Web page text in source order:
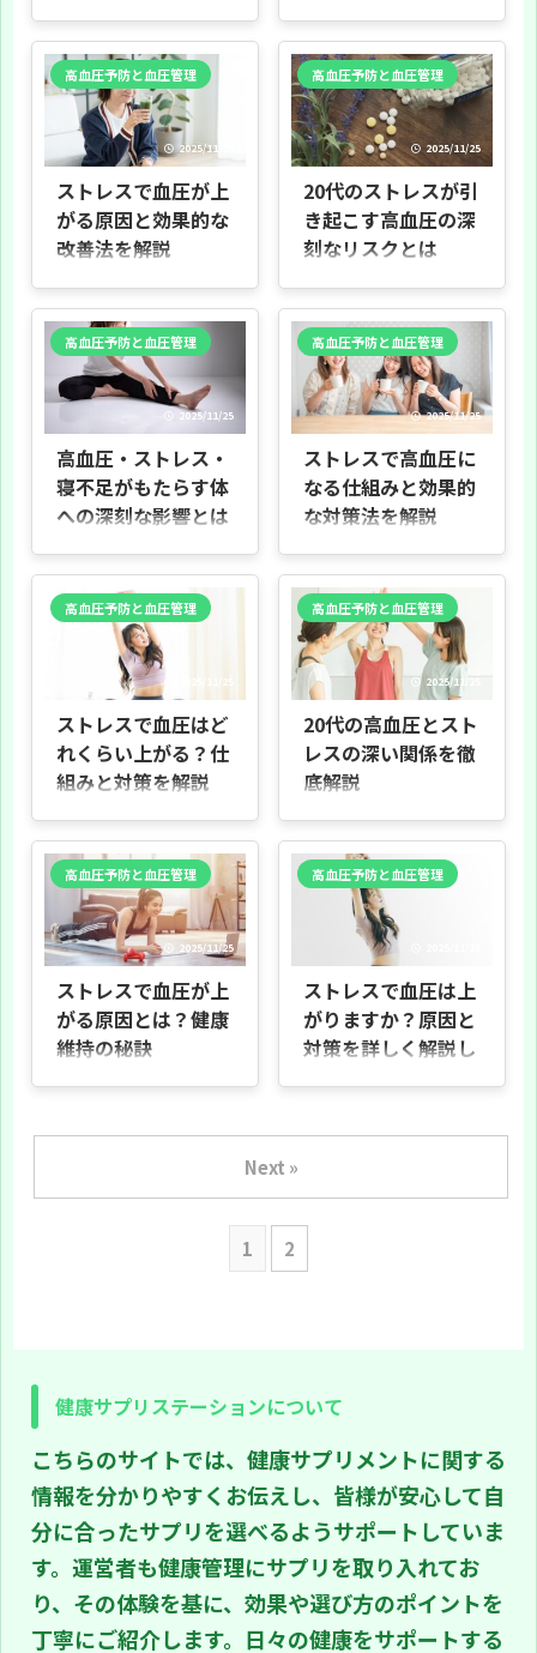
学的な仕組みから、日常で起きる具
体例、長期的なリスク、そして自分
でできる対策まで順を追って説明し
ます。健康管理に役立つ実用的な情
報を目指します。 なぜ重要か 血圧は
自覚しにくい数値ですが、長く高い
かります。ストレスは血圧を一時的
に上げるだけでなく、生活習慣を乱
して慢性的な問題につながることが
あります。 本記事で学べること ・ス
トレスが血圧に作用する大まかな仕
ことを目的としています。ストレス
が血圧にどのように影響するか、ど
んな場面で変動しやすいか、日常で
できる対処法までを、専門用語を抑
えて解説します。 読者の想定 仕事や
家庭で忙しい方、高血圧を気にして
方を想定しています。医療の専門家
向けではなく、一般の方が日常で役
立てられる内容です。 本章で分かる
こと この章では本調査の全体像と読
高血圧予防と血圧管理
2025/11/25
ストレスで血圧が上
がる原因と効果的な
改善法を解説
法をわかりやすくまとめたもので
す。日常で感じる不安やイライラ
が、どのようにして血圧を上げるの
かを、実例を交えて丁寧に解説しま
す。 目的 - ストレスと血圧の関係を
科学的かつ実践的に示すこと - 生活
の中で取り入れやすい予防法を紹介
は緊張状態になり、心臓の動きや血
管の状態が変わります。ここでは
「交感神経が活性化する」「ストレ
スホルモンが出る」といった仕組み
を、専門用語は最小限にして説明し
高血圧予防と血圧管理
2025/11/25
20代のストレスが引
き起こす高血圧の深
刻なリスクとは
20代の方に向けて、若年性の高血圧
とストレスの関係をやさしく説明す
るために作りました。 なぜこのテー
マが大切か 高血圧は放っておくと将
来の心臓病や脳卒中のリスクを高め
ます。若いうちに対策を始めれば、
将来の病気を予防しやすくなりま
や、早めに受診する目安もお伝えし
ます。 どういう原因があるのか（概
略） 高血圧の原因は複数あります。
塩分の多い食事、飲酒、運動不足、
睡眠不足、遺伝的な要因が代表例で
高血圧予防と血圧管理
2025/11/25
高血圧・ストレス・
寝不足がもたらす体
への深刻な影響とは
さしく解説することを目的にしてい
ます。科学的な知見をもとに、なぜ
血圧が上がるのか、どのような生活
習慣が影響するのかをわかりやすく
説明します。 誰に向けた記事か 日常
生活で疲れやすい方、睡眠の質が気
になる方、家族や自分の血圧が心配
識がなくても理解できるように書い
ています。 この記事でわかること 高
血圧の基本的な仕組み ストレスや寝
不足が血圧に与える影響の概要 ホル
モンや体の反応のやさしい説明 日常
高血圧予防と血圧管理
2025/11/25
ストレスで高血圧に
なる仕組みと効果的
な対策法を解説
るかをわかりやすく説明することを
目的としています。交感神経やホル
モンの働き、生活習慣との関連、職
場でのストレスが及ぼす影響、そし
て予防・改善の方法までを丁寧に解
説します。 誰に向けた内容か 血圧が
気になる方、仕事や家庭で強いスト
介護者にも役立つようにまとめまし
た。専門的な用語は最小限にし、具
体例を交えて説明します。 本資料の
読み方 各章は段階的に理解できるよ
う構成しました。まず仕組みを知
高血圧予防と血圧管理
2025/11/25
ストレスで血圧はど
れくらい上がる？仕
組みと対策を解説
レスが血圧にどのように影響するか
を、できるだけ分かりやすくお伝え
します。具体的には、次の点を順に
解説します。 本記事の目的 ・ストレ
スによる血圧の上がり方を数値で理
解する。 ・心理的・身体的なストレ
スの違いを把握する。 ・血圧が上が
で起こりやすい高血圧の特徴を示
す。 ・ストレス対策で血圧を下げる
方法を紹介する。 ・正しい血圧測定
の注意点を解説する。 誰のための記
事か 血圧が気になる方、ご家族、職
高血圧予防と血圧管理
2025/11/25
20代の高血圧とスト
レスの深い関係を徹
底解説
か。本記事は、若い世代で高血圧が
起きる背景にある「ストレス」の影
響に注目し、原因やリスク、予防・
改善の方法を分かりやすく伝えるこ
とを目的としています。専門用語は
できるだけ少なくし、日常生活の例
を交えて解説します。 この章で伝え
人事ではないこと ・ストレスが血圧
にどのように関わるかをイメージで
理解できること ・これから読む各章
で、原因や対策を具体的に学べるこ
と 読み方の案内 章ごとに原因・影
高血圧予防と血圧管理
2025/11/25
ストレスで血圧が上
がる原因とは？健康
維持の秘訣
になる方 ・家族や仕事仲間の健康を
ホルモンの働きと影響 ・血圧の変動
高血圧予防と血圧管理
ストレスで血圧は上
がりますか？原因と
対策を詳しく解説し
ら、長期的に高血圧につながる可能
す。 誰に向けた内容か 日頃のストレ
1 2
Next »
健康サプリステーションについて
こちらのサイトでは、健康サプリメントに関する
情報を分かりやすくお伝えし、皆様が安心して自
分に合ったサプリを選べるようサポートしていま
す。運営者も健康管理にサプリを取り入れてお
り、その体験を基に、効果や選び方のポイントを
丁寧にご紹介します。日々の健康をサポートする